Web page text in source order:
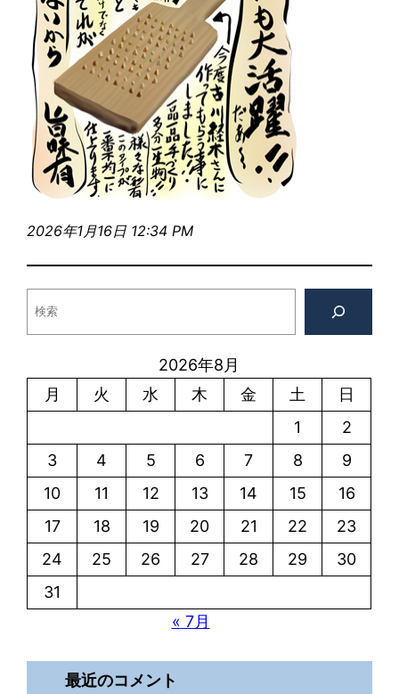
2026年1月16日 12:34 PM
2026年8月
月
火 水 木 金 土
日
1
2
3
4 5 6 7 8
9
10
11 12 13 14 15
16
17
18 19 20 21 22
23
24
25 26 27 28 29
30
31
« 7月
最近のコメント